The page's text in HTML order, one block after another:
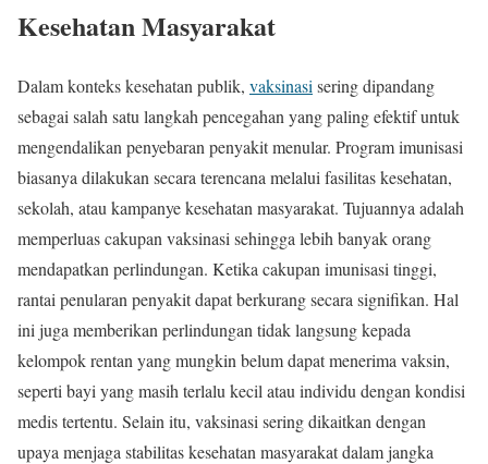
Kesehatan Masyarakat
Dalam konteks kesehatan publik, vaksinasi sering dipandang
sebagai salah satu langkah pencegahan yang paling efektif untuk
mengendalikan penyebaran penyakit menular. Program imunisasi
biasanya dilakukan secara terencana melalui fasilitas kesehatan,
sekolah, atau kampanye kesehatan masyarakat. Tujuannya adalah
memperluas cakupan vaksinasi sehingga lebih banyak orang
mendapatkan perlindungan. Ketika cakupan imunisasi tinggi,
rantai penularan penyakit dapat berkurang secara signifikan. Hal
ini juga memberikan perlindungan tidak langsung kepada
kelompok rentan yang mungkin belum dapat menerima vaksin,
seperti bayi yang masih terlalu kecil atau individu dengan kondisi
medis tertentu. Selain itu, vaksinasi sering dikaitkan dengan
upaya menjaga stabilitas kesehatan masyarakat dalam jangka